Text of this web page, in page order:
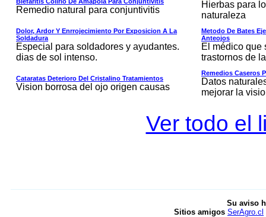
Remedio natural para conjuntivitis
Hierbas para
naturaleza
Dolor, Ardor Y Enrrojecimiento Por Exposicion A La
Soldadura
Especial para soldadores y ayudantes.
dias de sol intenso.
Metodo De Bates
Anteojos
El médico que
trastornos de
Cataratas Deterioro Del Cristalino Tratamientos
Vision borrosa del ojo origen causas
Remedios Caseros
Datos
mejorar la
Ver todo el
Su aviso
Sitios amigos SerAgro.cl